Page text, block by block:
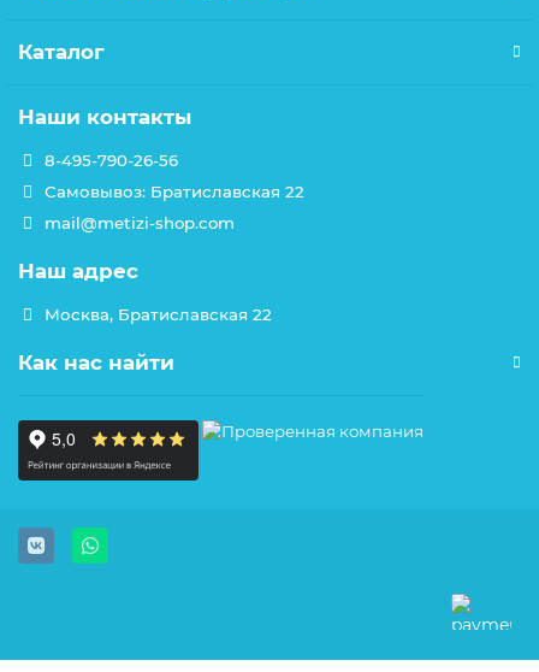
Каталог
Наши контакты
8-495-790-26-56
Самовывоз: Братиславская 22
mail@metizi-shop.com
Наш адрес
Москва, Братиславская 22
Как нас найти